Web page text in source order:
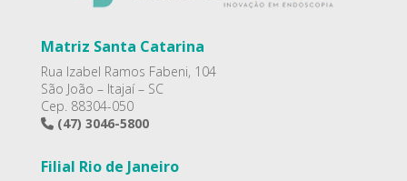
Matriz Santa Catarina
Rua Izabel Ramos Fabeni, 104
São João – Itajaí – SC
Cep. 88304-050
(47) 3046-5800
Filial Rio de Janeiro